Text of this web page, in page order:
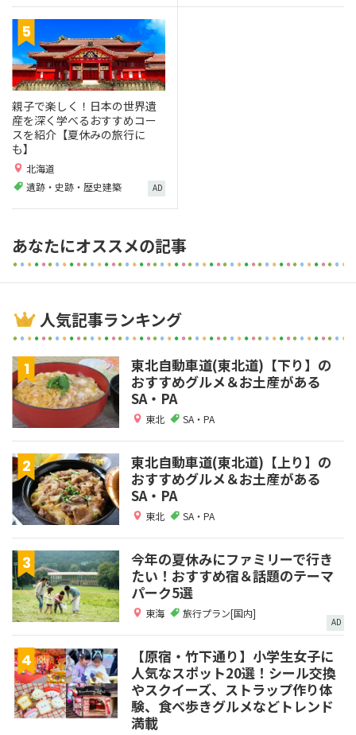
親子で楽しく！日本の世界遺
産を深く学べるおすすめコー
スを紹介【夏休みの旅行に
も】
北海道
遺跡・史跡・歴史建築
AD
あなたにオススメの記事
人気記事ランキング
東北自動車道(東北道)【下り】の
おすすめグルメ＆お土産がある
SA・PA
東北 SA・PA
東北自動車道(東北道)【上り】の
おすすめグルメ＆お土産がある
SA・PA
東北 SA・PA
今年の夏休みにファミリーで行き
たい！おすすめ宿＆話題のテーマ
パーク5選
東海 旅行プラン[国内]
AD
【原宿・竹下通り】小学生女子に
人気なスポット20選！シール交換
やスクイーズ、ストラップ作り体
験、食べ歩きグルメなどトレンド
満載